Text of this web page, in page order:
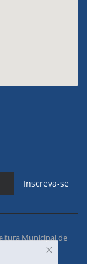
Inscreva-se
Municipal de